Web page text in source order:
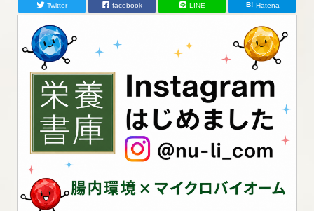
Twitter facebook LINE Hatena